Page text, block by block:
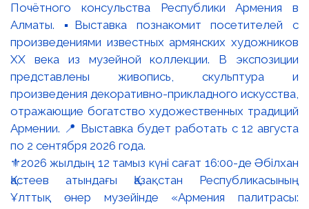
⚜️2026 жылдың 12 тамыз күні сағат 16:00-де Әбілхан
Қастеев атындағы Қазақстан Республикасының
Ұлттық өнер музейінде «Армения палитрасы: